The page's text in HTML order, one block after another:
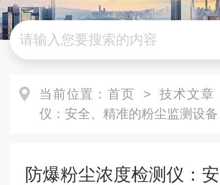
当前位置： 首页 > 技术文章
仪：安全、精准的粉尘监测设备
防爆粉尘浓度检测仪：